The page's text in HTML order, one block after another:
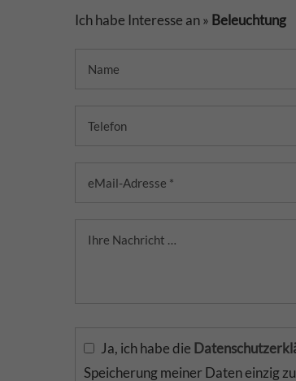
Ich habe Interesse an » Beleuchtung
Ja, ich habe die
Speicherung meiner Daten einzig